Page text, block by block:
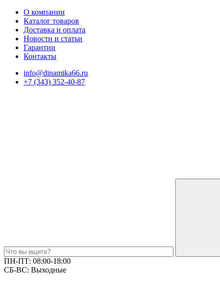
О компании
Каталог товаров
Доставка и оплата
Новости и статьи
Гарантии
Контакты
info@dinamika66.ru
+7 (343) 352-40-87
ПН-ПТ: 08:00-18:00
СБ-ВС: Выходные